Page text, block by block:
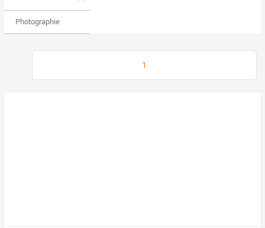
Photographie
1